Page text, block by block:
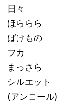
日々
ほららら
ばけもの
フカ
まっさら
シルエット
(アンコール)